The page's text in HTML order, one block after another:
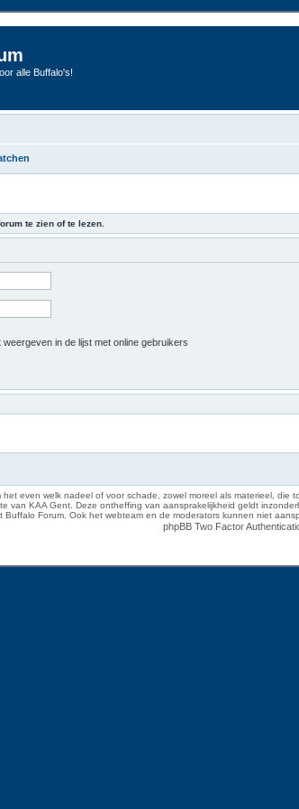
alle Buffalo's!
te zien of te lezen.
weergeven in de lijst met online gebruikers
even welk nadeel of voor schade, zowel moreel als materieel,
van KAA Gent. Deze ontheffing van aansprakelijkheid geldt
Buffalo Forum. Ook het webteam en de moderators kunnen niet
phpBB Two Factor